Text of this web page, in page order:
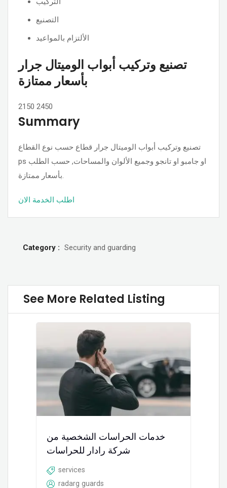
التصنيع
الألتزام بالمواعيد
تصنيع وتركيب أبواب الوميتال جرار
بأسعار ممتازة
2150 2450
Summary
تصنيع وتركيب أبواب الوميتال جرار قطاع حسب نوع القطاع
ps او جامبو او تانجو وجميع الألوان والمساحات, حسب الطلب
بأسعار ممتازة.
اطلب الخدمة الان
Category : Security and guarding
See More Related Listing
خدمات الحراسات الشخصية من
شركة رادار للحراسات
services
radarg guards